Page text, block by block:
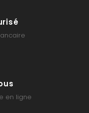
en ligne